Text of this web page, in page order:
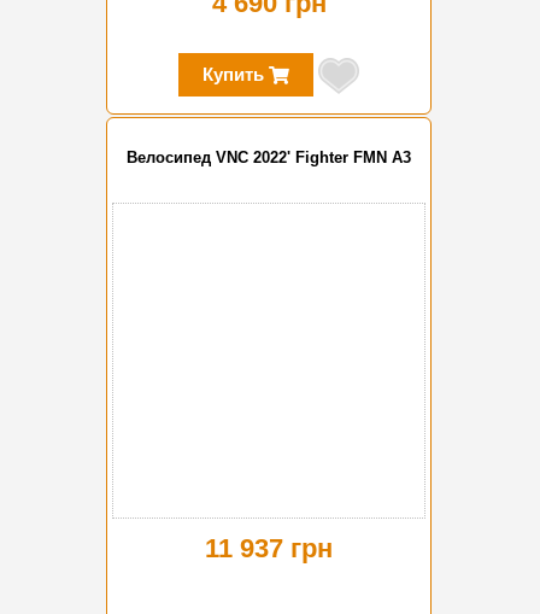
Купить
Велосипед VNC 2022' Fighter FMN A3
11 937 грн